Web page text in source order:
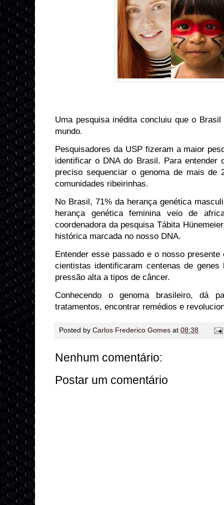
Uma pesquisa inédita concluiu que o
mundo.
Pesquisadores da USP fizeram a maior
identificar o DNA do Brasil. Para entender
preciso sequenciar o genoma de mais
comunidades ribeirinhas.
No Brasil, 71% da herança genética
herança genética feminina veio de
coordenadora da pesquisa Tábita
histórica marcada no nosso DNA.
Entender esse passado e o nosso
cientistas identificaram centenas de
pressão alta a tipos de câncer.
Conhecendo o genoma brasileiro, dá
tratamentos, encontrar remédios e
Posted by Carlos Frederico Gomes at 08:38
Nenhum comentário:
Postar um comentário